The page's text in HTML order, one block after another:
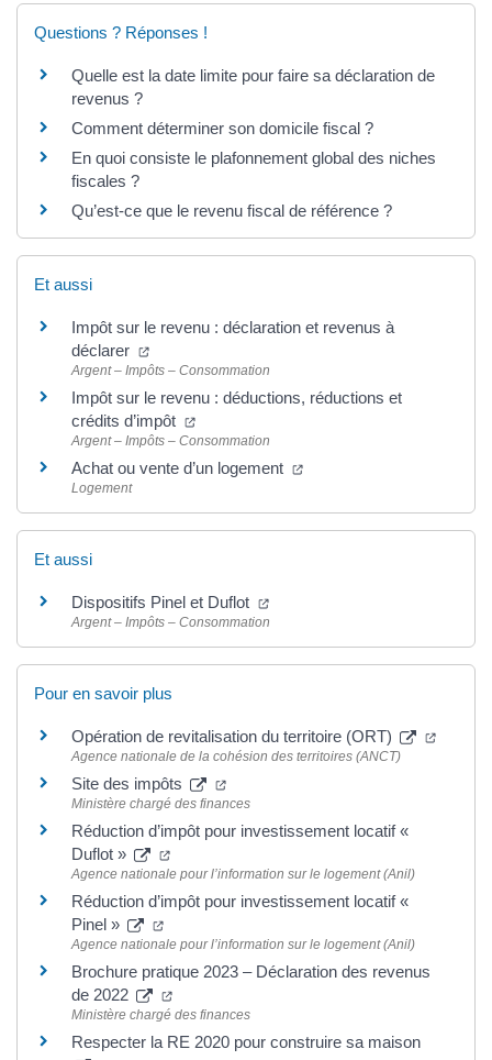
Questions ? Réponses !
Quelle est la date limite pour faire sa déclaration de
revenus ?
Comment déterminer son domicile fiscal ?
En quoi consiste le plafonnement global des niches
fiscales ?
Qu’est-ce que le revenu fiscal de référence ?
Et aussi
Impôt sur le revenu : déclaration et revenus à
déclarer
Argent – Impôts – Consommation
Impôt sur le revenu : déductions, réductions et
crédits d’impôt
Argent – Impôts – Consommation
Achat ou vente d’un logement
Logement
Et aussi
Dispositifs Pinel et Duflot
Argent – Impôts – Consommation
Pour en savoir plus
Opération de revitalisation du territoire (ORT)
Agence nationale de la cohésion des territoires (ANCT)
Site des impôts
Ministère chargé des finances
Réduction d’impôt pour investissement locatif «
Duflot »
Agence nationale pour l’information sur le logement (Anil)
Réduction d’impôt pour investissement locatif «
Pinel »
Agence nationale pour l’information sur le logement (Anil)
Brochure pratique 2023 – Déclaration des revenus
de 2022
Ministère chargé des finances
Respecter la RE 2020 pour construire sa maison